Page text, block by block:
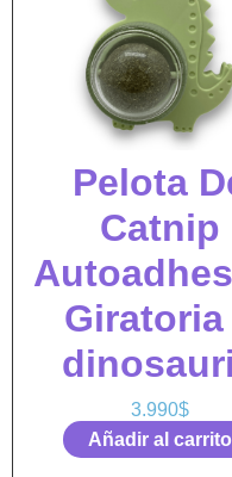
Pelota
Catnip
Giratoria
3.990$
Añadir al carrito